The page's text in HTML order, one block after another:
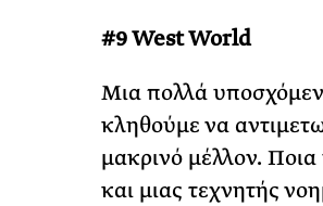
#9 West World
Μια πολλά
κληθούμε να
μακρινό μέλλον.
και μιας τεχνητής